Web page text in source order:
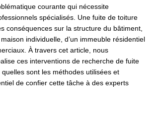
courante qui nécessite
spécialisés. Une fuite de toiture
conséquences sur la structure du bâtiment,
maison individuelle, d’un immeuble résidentiel
À travers cet article, nous
ces interventions de recherche de fuite
sont les méthodes utilisées et
de confier cette tâche à des experts